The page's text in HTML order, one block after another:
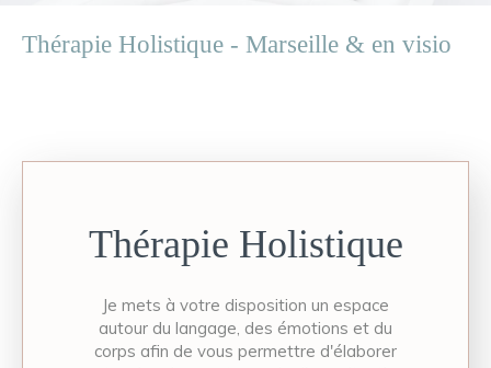
Thérapie Holistique - Marseille & en visio
Thérapie Holistique
Je mets à votre disposition un espace
autour du langage, des émotions et du
corps afin de vous permettre d'élaborer